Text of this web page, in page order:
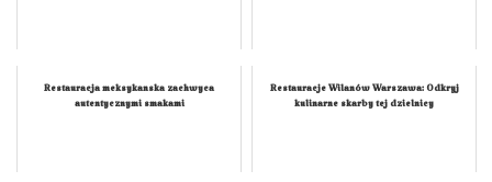
Restauracja meksykanska zachwyca
autentycznymi smakami
Restauracje Wilanów Warszawa: Odkryj
kulinarne skarby tej dzielnicy